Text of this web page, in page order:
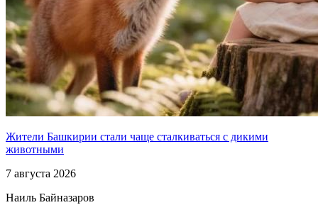
Жители Башкирии стали чаще сталкиваться с дикими
животными
7 августа 2026
Наиль Байназаров